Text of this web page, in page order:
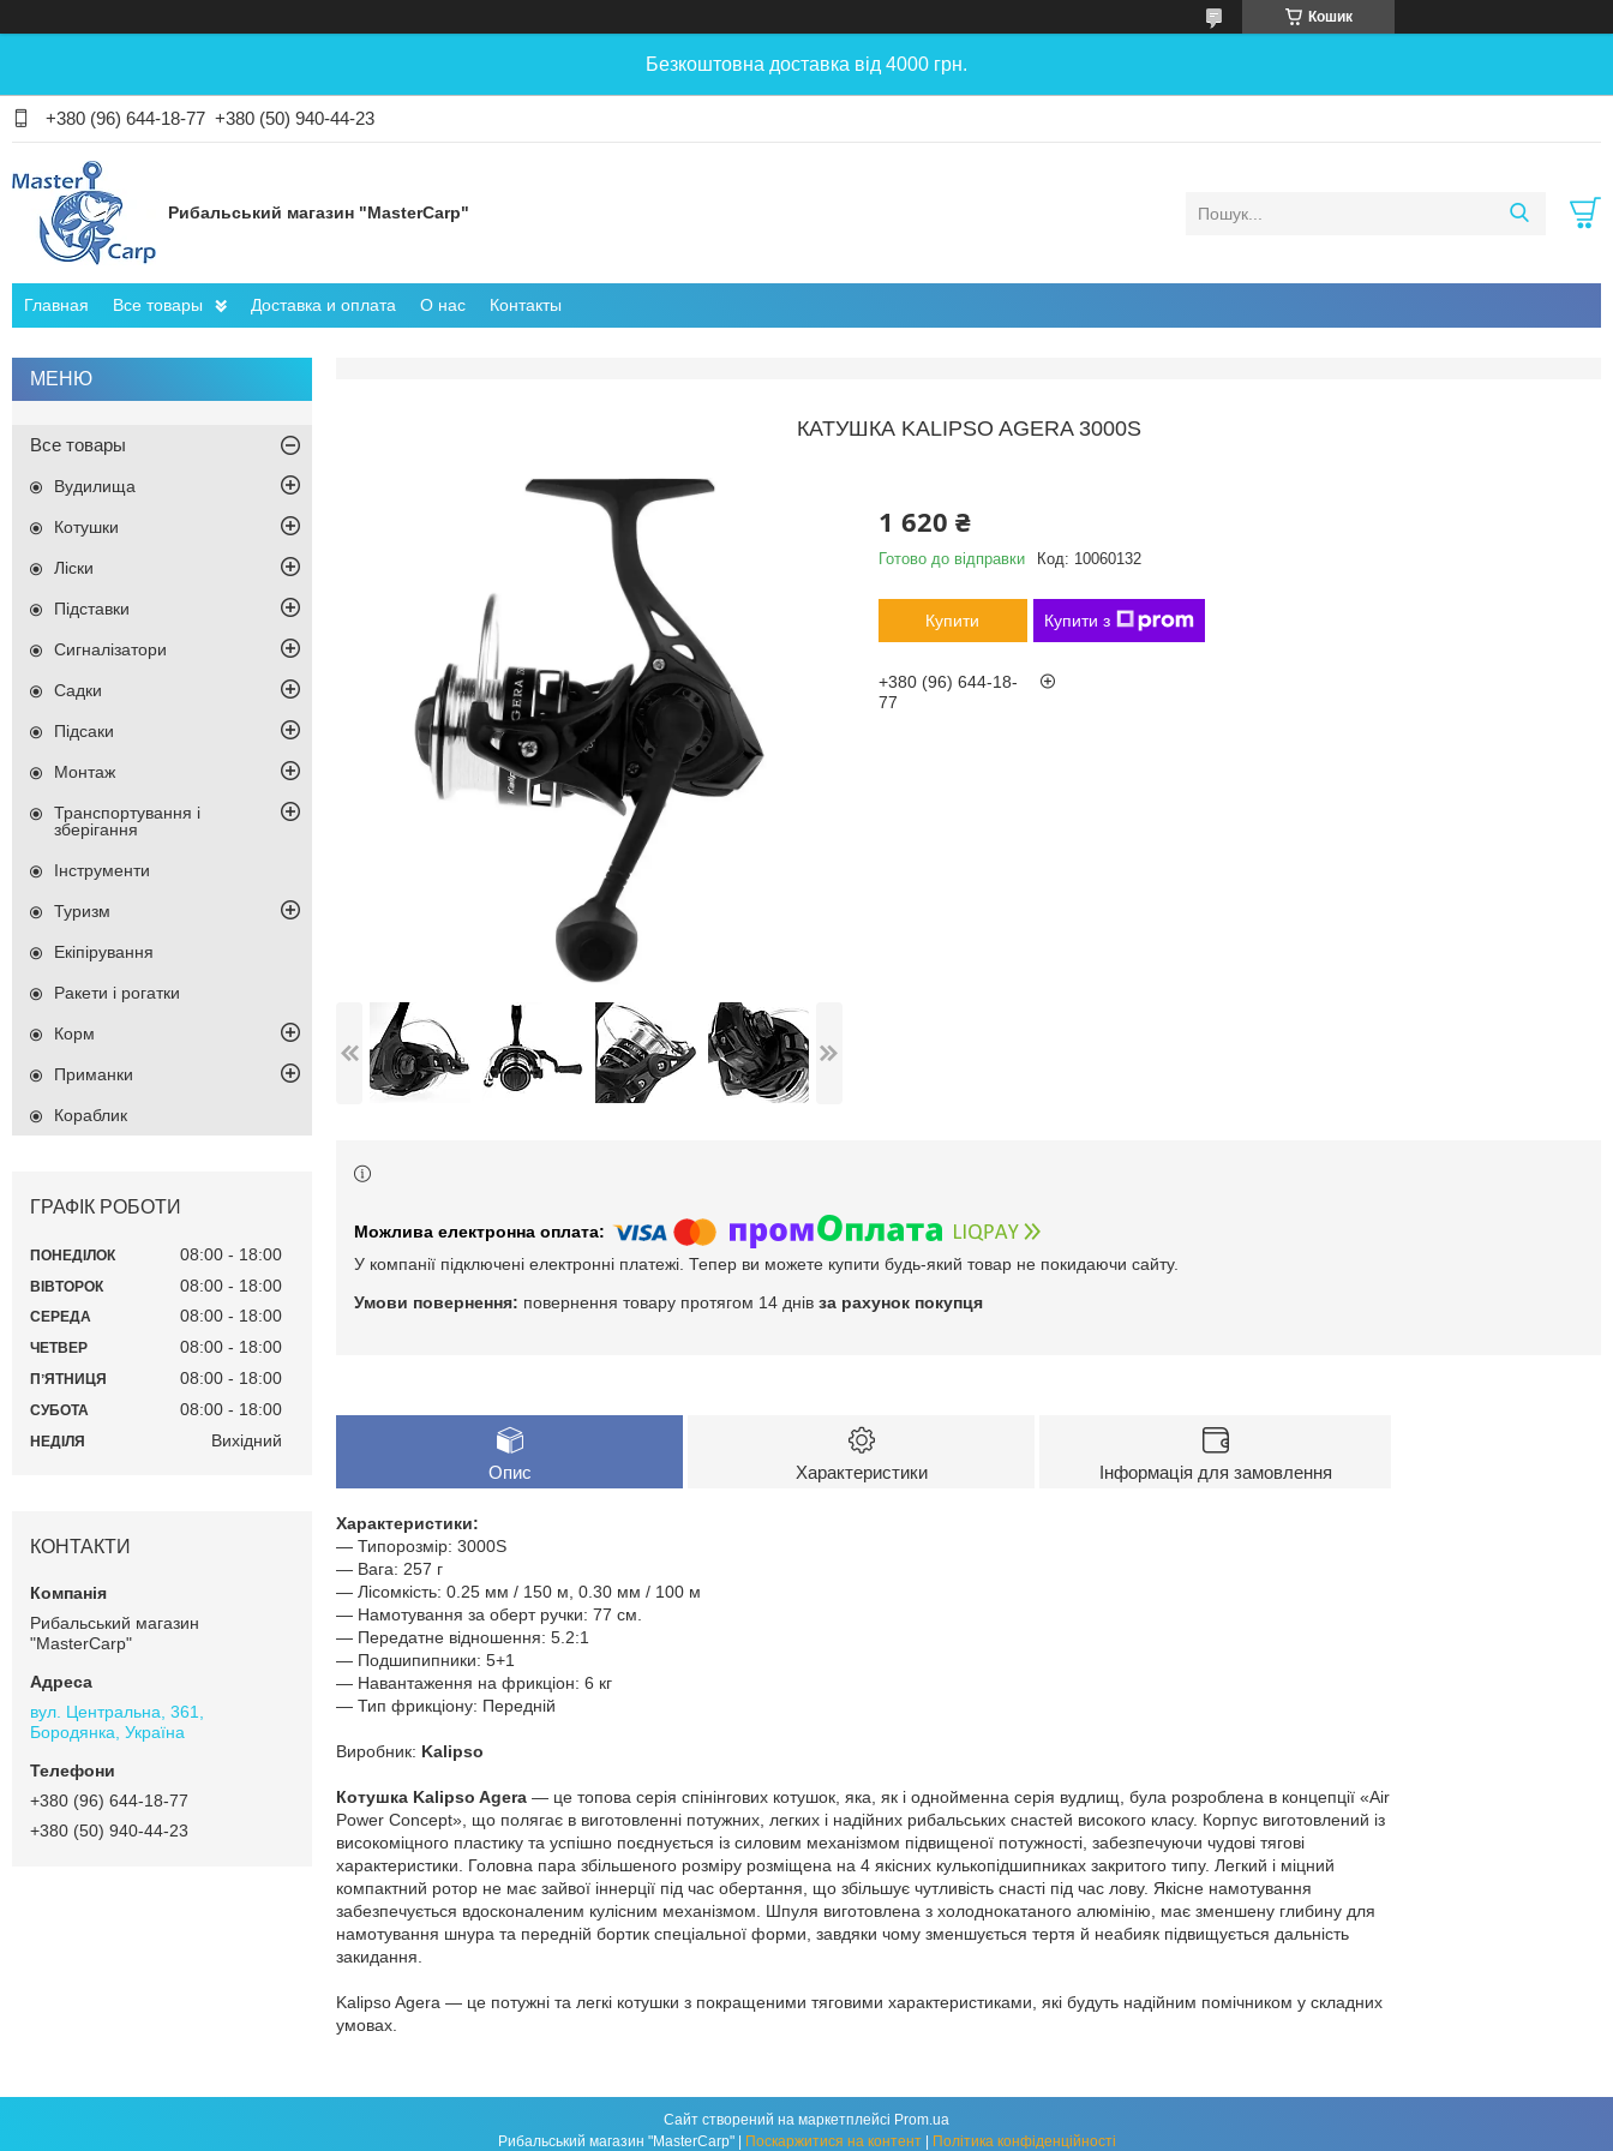
Кошик
Безкоштовна доставка від 4000 грн.
+380 (96) 644-18-77 +380 (50) 940-44-23
Рибальський магазин "MasterCarp"
Главная Все товары Доставка и оплата О нас Контакты
КАТУШКА KALIPSO AGERA 3000S
1 620 ₴
Готово до відправки Код: 10060132
Купити Купити з
+380 (96) 644-18-
77
У компанії підключені електронні платежі. Тепер ви можете купити будь-який товар не покидаючи сайту.
повернення товару протягом 14 днів за рахунок покупця
Опис Характеристики Інформація для замовлення
Характеристики:
— Типорозмір: 3000S
— Вага: 257 г
— Лісомкість: 0.25 мм / 150 м, 0.30 мм / 100 м
— Намотування за оберт ручки: 77 см.
— Передатне відношення: 5.2:1
— Подшипипники: 5+1
— Навантаження на фрикціон: 6 кг
— Тип фрикціону: Передній
Виробник: Kalipso
Котушка Kalipso Agera — це топова серія спінінгових котушок, яка, як і однойменна серія вудлищ, була розроблена в концепції «Air
Power Concept», що полягає в виготовленні потужних, легких і надійних рибальських снастей високого класу. Корпус виготовлений із
високоміцного пластику та успішно поєднується із силовим механізмом підвищеної потужності, забезпечуючи чудові тягові
характеристики. Головна пара збільшеного розміру розміщена на 4 якісних кулькопідшипниках закритого типу. Легкий і міцний
компактний ротор не має зайвої іннерції під час обертання, що збільшує чутливість снасті під час лову. Якісне намотування
забезпечується вдосконаленим кулісним механізмом. Шпуля виготовлена з холоднокатаного алюмінію, має зменшену глибину для
намотування шнура та передній бортик спеціальної форми, завдяки чому зменшується тертя й неабияк підвищується дальність
закидання.
Kalipso Agera — це потужні та легкі котушки з покращеними тяговими характеристиками, які будуть надійним помічником у складних
умовах.
Все товары
Вудилища
Котушки
Ліски
Підставки
Сигналізатори
Садки
Підсаки
Монтаж
Транспортування і
зберігання
Інструменти
Туризм
Екіпірування
Ракети і рогатки
Корм
Приманки
Кораблик
ГРАФІК РОБОТИ
ПОНЕДІЛОК 08:00 18:00
ВІВТОРОК 08:00 18:00
СЕРЕДА 08:00 18:00
ЧЕТВЕР 08:00 18:00
ПʼЯТНИЦЯ 08:00 18:00
СУБОТА 08:00 18:00
НЕДІЛЯ Вихідний
КОНТАКТИ
Рибальський магазин
"MasterCarp"
вул. Центральна, 361,
Бородянка, Україна
+380 (96) 644-18-77
+380 (50) 940-44-23
Сайт створений на маркетплейсі Prom.ua
Поскаржитися на контент Політика конфіденційності